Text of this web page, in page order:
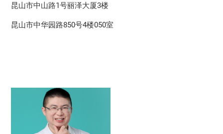
昆山市中山路1号丽泽大厦3楼
昆山市中华园路850号4楼050室